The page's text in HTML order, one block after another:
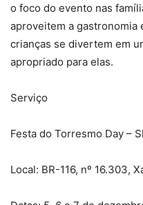
o foco do evento nas
aproveitem a gastronomia
crianças se divertem em
apropriado para elas.
Serviço
Festa do Torresmo Day –
Local: BR-116, nº 16.303,